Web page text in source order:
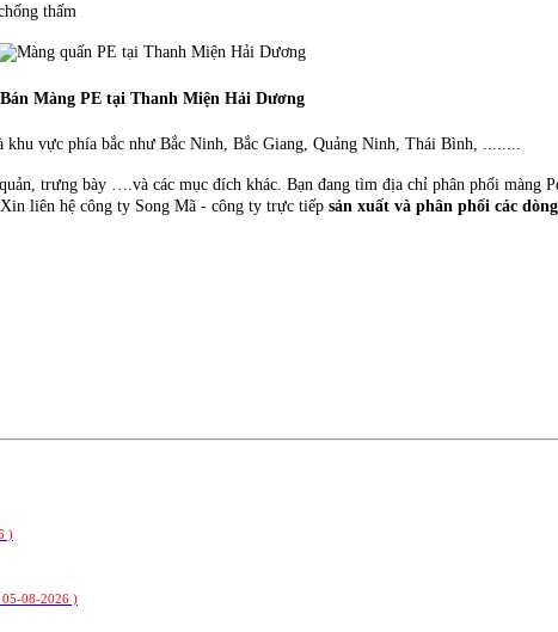
thấm
Bán Màng PE tại Thanh Miện Hải Dương
khu vực phía bắc như Bắc Ninh, Bắc Giang, Quảng Ninh, Thái Bình, ........
trưng bày ….và các mục đích khác. Bạn đang tìm địa chỉ phân phối màng
liên hệ công ty Song Mã - công ty trực tiếp sản xuất và phân phối các
)
05-08-2026 )